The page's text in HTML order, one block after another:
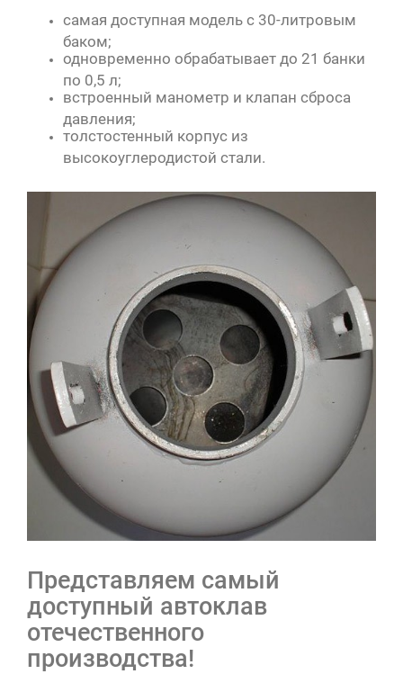
самая доступная модель с 30-литровым
баком;
одновременно обрабатывает до 21 банки
по 0,5 л;
встроенный манометр и клапан сброса
давления;
толстостенный корпус из
высокоуглеродистой стали.
Представляем самый
доступный автоклав
отечественного
производства!